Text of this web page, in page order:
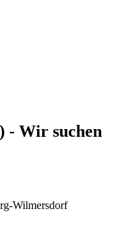
- Wir suchen
Wilmersdorf